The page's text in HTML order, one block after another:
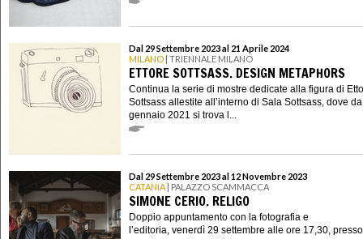
Dal 29 Settembre 2023 al 21 Aprile 2024
MILANO | TRIENNALE MILANO
ETTORE SOTTSASS. DESIGN METAPHORS
Continua la serie di mostre dedicate alla figura di
Sottsass allestite all’interno di Sala Sottsass, dove da
gennaio 2021 si trova l...
Dal 29 Settembre 2023 al 12 Novembre 2023
CATANIA | PALAZZO SCAMMACCA
SIMONE CERIO. RELIGO
Doppio appuntamento con la fotografia e
l’editoria, venerdì 29 settembre alle ore 17,30,